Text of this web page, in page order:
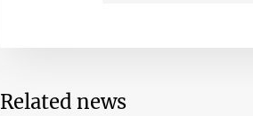
Related news